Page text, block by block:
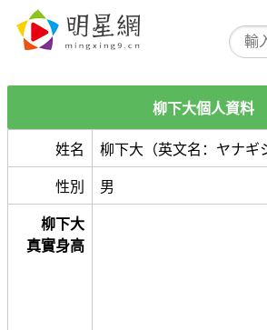
柳下大個人資料
姓名 柳下大（英文名：ヤナギ
性別 男
柳下大
真實身高